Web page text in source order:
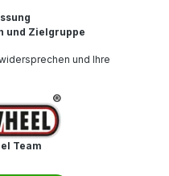
291,80
Preise inkl.
und Zielgruppe
und Ihre
Team